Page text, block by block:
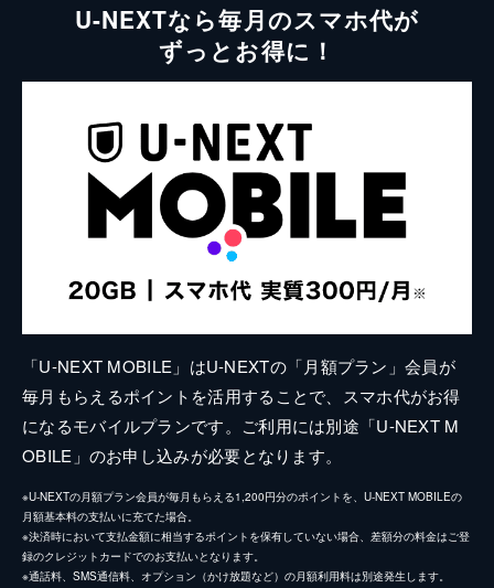
U-NEXTなら毎月のスマホ代が
ずっとお得に！
「U-NEXT MOBILE」はU-NEXTの「月額プラン」会員が
毎月もらえるポイントを活用することで、スマホ代がお得
になるモバイルプランです。ご利用には別途「U-NEXT M
OBILE」のお申し込みが必要となります。
※U-NEXTの月額プラン会員が毎月もらえる1,200円分のポイントを、U-NEXT MOBILEの
月額基本料の支払いに充てた場合。
※決済時において支払金額に相当するポイントを保有していない場合、差額分の料金はご登
録のクレジットカードでのお支払いとなります。
※通話料、SMS通信料、オプション（かけ放題など）の月額利用料は別途発生します。